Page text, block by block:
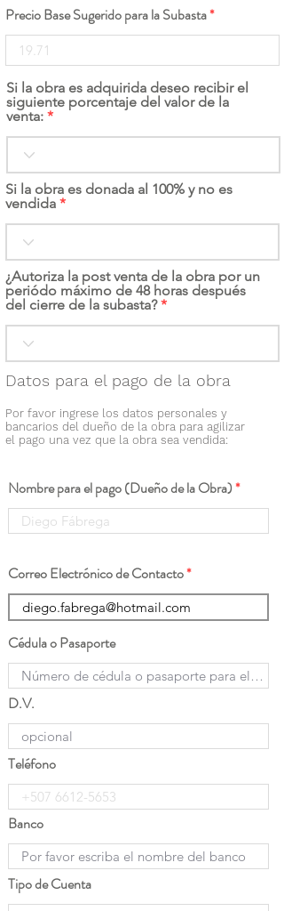
Precio Base Sugerido para la Subasta
Si la obra es adquirida deseo recibir el
siguiente porcentaje del valor de la
venta:
Si la obra es donada al 100% y no es
vendida
¿Autoriza la post venta de la obra por un
periódo máximo de 48 horas después
del cierre de la subasta?
Datos para el pago de la obra
Por favor ingrese los datos personales y
bancarios del dueño de la obra para agilizar
el pago una vez que la obra sea vendida:
Nombre para el pago (Dueño de la Obra)
Correo Electrónico de Contacto
Cédula o Pasaporte
D.V.
Teléfono
Banco
Tipo de Cuenta